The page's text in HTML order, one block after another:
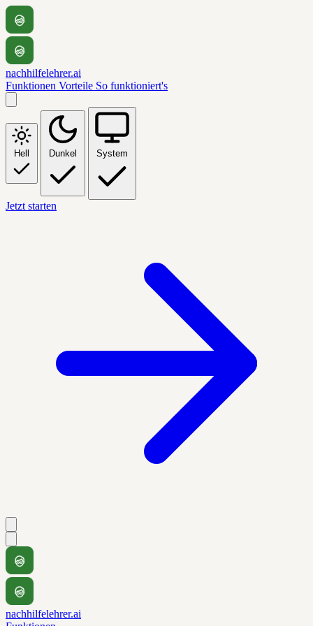
nachhilfelehrer.ai
Funktionen Vorteile So funktioniert's
Hell Dunkel System
Jetzt starten
nachhilfelehrer.ai